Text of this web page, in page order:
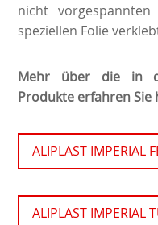
nicht
speziellen Folie
Mehr über die in
Produkte erfahren Sie
ALIPLAST IMPERIAL
ALIPLAST IMPERIAL